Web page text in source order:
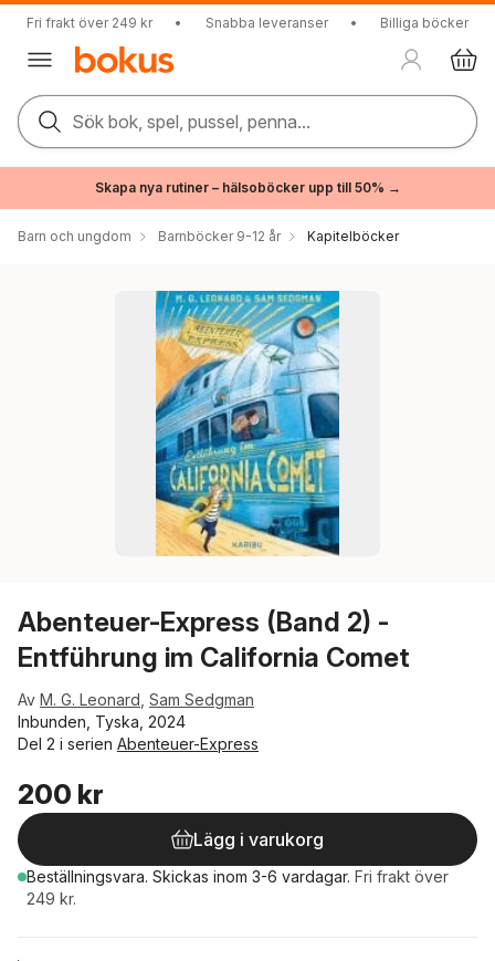
Fri frakt över 249 kr • Snabba leveranser • Billiga böcker
Sök bok, spel, pussel, penna...
Skapa nya rutiner – hälsoböcker upp till 50% →
Barn och ungdom Barnböcker 9-12 år Kapitelböcker
Abenteuer-Express (Band 2) -
Entführung im California Comet
Av M. G. Leonard Sam Sedgman
Inbunden, Tyska, 2024
Del 2 i serien Abenteuer-Express
200 kr
Lägg i varukorg
Beställningsvara. Skickas inom 3-6 vardagar. Fri frakt över
249 kr.